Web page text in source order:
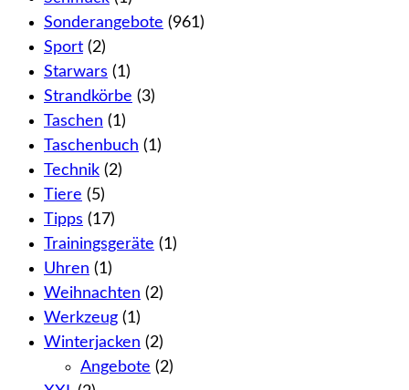
Sonderangebote (961)
Sport (2)
Starwars (1)
Strandkörbe (3)
Taschen (1)
Taschenbuch (1)
Technik (2)
Tiere (5)
Tipps (17)
Trainingsgeräte (1)
Uhren (1)
Weihnachten (2)
Werkzeug (1)
Winterjacken (2)
Angebote (2)